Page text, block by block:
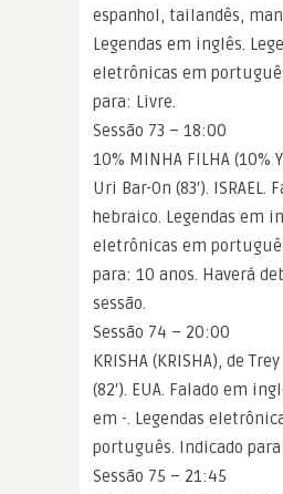
espanhol, tailandês,
Legendas em inglês.
eletrônicas em
para: Livre.
Sessão 73 – 18:00
10% MINHA FILHA (10%
Uri Bar-On (83′). ISRAEL.
hebraico. Legendas em
eletrônicas em
para: 10 anos. Haverá
sessão.
Sessão 74 – 20:00
KRISHA (KRISHA), de
(82′). EUA. Falado em
em -. Legendas
português. Indicado
Sessão 75 – 21:45